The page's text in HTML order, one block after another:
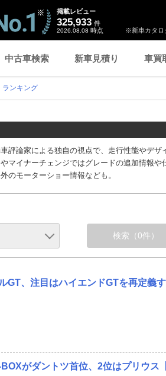
※新車カタロ
掲載レビュー
325,933 件
2026.08.08 時点
中古車検索 新車見積り 車買
ランキング
評論家による独自の視点で、走行性能やデザ
マイナーチェンジではグレードの追加情報や
のモーターショー情報なども。
検索 （0件）
GT、注目はハイエンドGTを再定義
がダントツ首位、2位はプリウス